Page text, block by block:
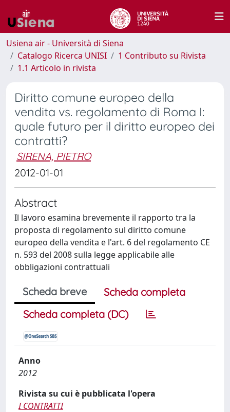
Usiena air - Università di Siena
Catalogo Ricerca UNISI
1 Contributo su Rivista
1.1 Articolo in rivista
Diritto comune europeo della
vendita vs. regolamento di Roma I:
quale futuro per il diritto europeo dei
contratti?
SIRENA, PIETRO
2012-01-01
Abstract
Il lavoro esamina brevemente il rapporto tra la
proposta di regolamento sul diritto comune
europeo della vendita e l'art. 6 del regolamento CE
n. 593 del 2008 sulla legge applicabile alle
obbligazioni contrattuali
Scheda breve
Scheda completa
Scheda completa (DC)
Anno
2012
Rivista su cui è pubblicata l'opera
I CONTRATTI